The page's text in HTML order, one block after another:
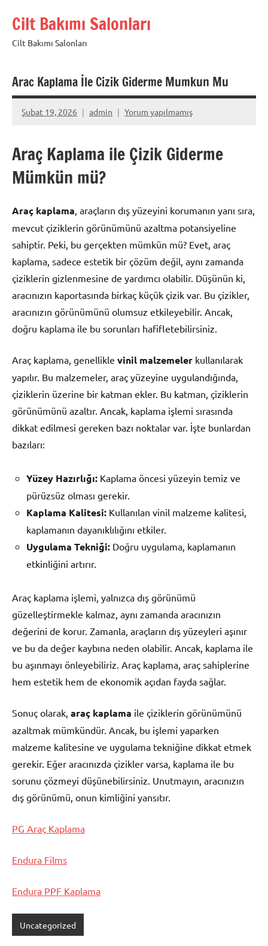
geçCilt Bakımı Salonları
Cilt Bakımı Salonları
Arac Kaplama İle Cizik Giderme Mumkun Mu
Şubat 19, 2026 admin Yorum yapılmamış
Araç Kaplama ile Çizik Giderme
Mümkün mü?
Araç kaplama, araçların dış yüzeyini korumanın yanı sıra,
mevcut çiziklerin görünümünü azaltma potansiyeline
sahiptir. Peki, bu gerçekten mümkün mü? Evet, araç
kaplama, sadece estetik bir çözüm değil, aynı zamanda
çiziklerin gizlenmesine de yardımcı olabilir. Düşünün ki,
aracınızın kaportasında birkaç küçük çizik var. Bu çizikler,
aracınızın görünümünü olumsuz etkileyebilir. Ancak,
doğru kaplama ile bu sorunları hafifletebilirsiniz.
Araç kaplama, genellikle vinil malzemeler kullanılarak
yapılır. Bu malzemeler, araç yüzeyine uygulandığında,
çiziklerin üzerine bir katman ekler. Bu katman, çiziklerin
görünümünü azaltır. Ancak, kaplama işlemi sırasında
dikkat edilmesi gereken bazı noktalar var. İşte bunlardan
bazıları:
Yüzey Hazırlığı: Kaplama öncesi yüzeyin temiz ve
pürüzsüz olması gerekir.
Kaplama Kalitesi: Kullanılan vinil malzeme kalitesi,
kaplamanın dayanıklılığını etkiler.
Uygulama Tekniği: Doğru uygulama, kaplamanın
etkinliğini artırır.
Araç kaplama işlemi, yalnızca dış görünümü
güzelleştirmekle kalmaz, aynı zamanda aracınızın
değerini de korur. Zamanla, araçların dış yüzeyleri aşınır
ve bu da değer kaybına neden olabilir. Ancak, kaplama ile
bu aşınmayı önleyebiliriz. Araç kaplama, araç sahiplerine
hem estetik hem de ekonomik açıdan fayda sağlar.
Sonuç olarak, araç kaplama ile çiziklerin görünümünü
azaltmak mümkündür. Ancak, bu işlemi yaparken
malzeme kalitesine ve uygulama tekniğine dikkat etmek
gerekir. Eğer aracınızda çizikler varsa, kaplama ile bu
sorunu çözmeyi düşünebilirsiniz. Unutmayın, aracınızın
dış görünümü, onun kimliğini yansıtır.
PG Araç Kaplama
Endura Films
Endura PPF Kaplama
Uncategorized